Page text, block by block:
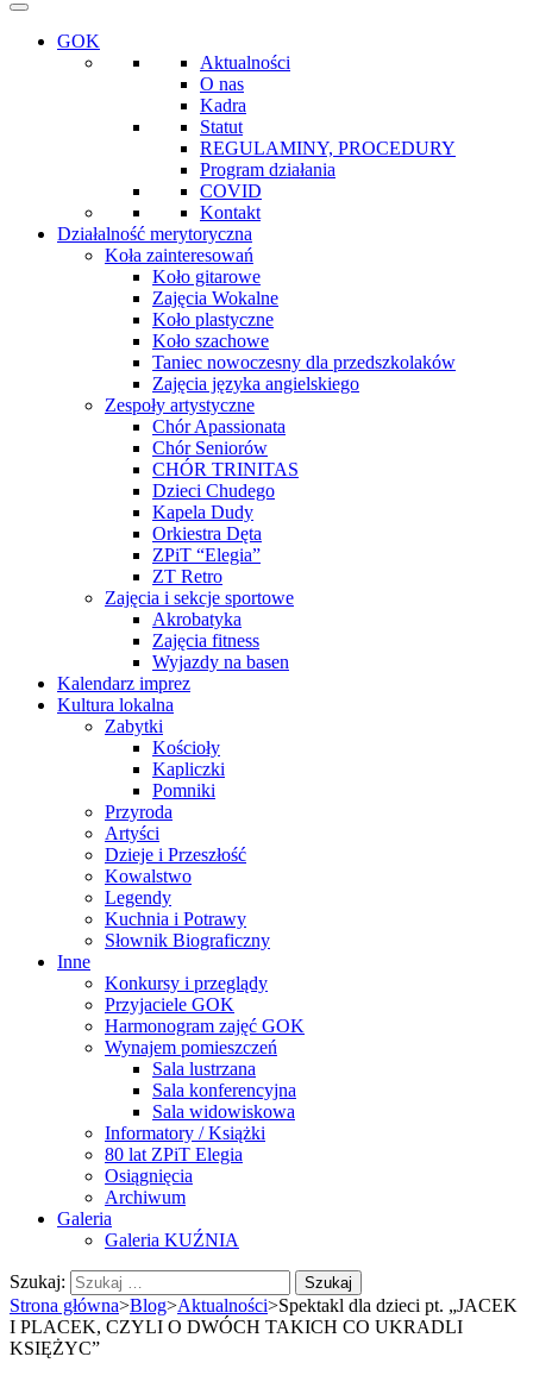
GOK
Aktualności
O nas
Kadra
Statut
REGULAMINY, PROCEDURY
Program działania
COVID
Kontakt
Działalność merytoryczna
Koła zainteresowań
Koło gitarowe
Zajęcia Wokalne
Koło plastyczne
Koło szachowe
Taniec nowoczesny dla przedszkolaków
Zajęcia języka angielskiego
Zespoły artystyczne
Chór Apassionata
Chór Seniorów
CHÓR TRINITAS
Dzieci Chudego
Kapela Dudy
Orkiestra Dęta
ZPiT “Elegia”
ZT Retro
Zajęcia i sekcje sportowe
Akrobatyka
Zajęcia fitness
Wyjazdy na basen
Kalendarz imprez
Kultura lokalna
Zabytki
Kościoły
Kapliczki
Pomniki
Przyroda
Artyści
Dzieje i Przeszłość
Kowalstwo
Legendy
Kuchnia i Potrawy
Słownik Biograficzny
Inne
Konkursy i przeglądy
Przyjaciele GOK
Harmonogram zajęć GOK
Wynajem pomieszczeń
Sala lustrzana
Sala konferencyjna
Sala widowiskowa
Informatory / Książki
80 lat ZPiT Elegia
Osiągnięcia
Archiwum
Galeria
Galeria KUŹNIA
Szukaj:
Strona główna>Blog>Aktualności>Spektakl dla dzieci pt. „JACEK
I PLACEK, CZYLI O DWÓCH TAKICH CO UKRADLI
KSIĘŻYC”